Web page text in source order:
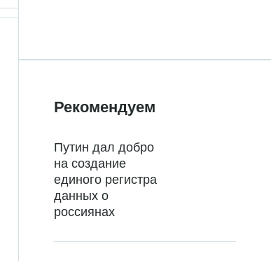
Рекомендуем
Путин дал добро
на создание
единого регистра
данных о
россиянах